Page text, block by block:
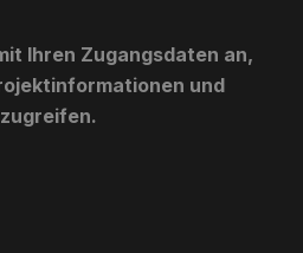
Ihren Zugangsdaten an,
und